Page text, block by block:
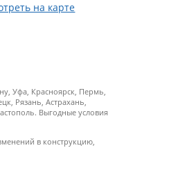
на карте
Уфа, Красноярск, Пермь,
Рязань, Астрахань,
Выгодные условия
в конструкцию,